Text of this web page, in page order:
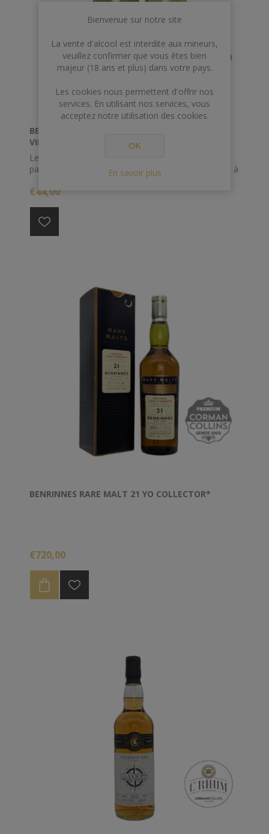
BENRINNES 70CL 43°12 ANS 2008 SIGNATORY
VINTAGE
Les whiskies de la gamme 43% sont embouteillés à
partir de petits lots de fûts, sans coloration et filtrés à
froid. Ils sont les fidèles représentants du style de la
distillerie figurant sur l'étiquette et possèdent des
vieillissement en fûts.
€44,00
BENRINNES RARE MALT 21 YO COLLECTOR*
€720,00
Bienvenue sur notre site
La vente d'alcool est interdite aux mineurs,
veuillez confirmer que vous êtes bien
majeur (18 ans et plus) dans votre pays.
Les cookies nous permettent d'offrir nos
services. En utilisant nos services, vous
acceptez notre utilisation des cookies.
OK
En savoir plus